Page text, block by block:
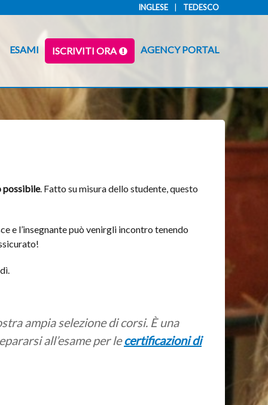
INGLESE TEDESCO
ESAMI ISCRIVITI ORA AGENCY PORTAL
possibile. Fatto su misura dello studente, questo
e l’insegnante può venirgli incontro tenendo
ampia selezione di corsi. È una
all’esame per lecertificazioni di